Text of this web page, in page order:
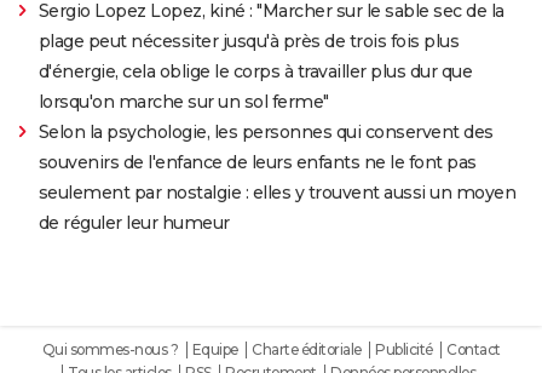
Sergio Lopez Lopez, kiné : "Marcher sur le sable sec de la
plage peut nécessiter jusqu'à près de trois fois plus
d'énergie, cela oblige le corps à travailler plus dur que
lorsqu'on marche sur un sol ferme"
Selon la psychologie, les personnes qui conservent des
souvenirs de l'enfance de leurs enfants ne le font pas
seulement par nostalgie : elles y trouvent aussi un moyen
de réguler leur humeur
Qui sommes-nous ? Equipe Charte éditoriale Publicité
Contact